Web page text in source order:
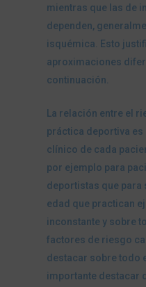
mientras que las de
dependen,
isquémica. Esto
aproximaciones
continuación.
La relación entre el
práctica deportiva es
clínico de cada
por ejemplo para
deportistas que para
edad que practican
inconstante y sobre
factores de riesgo
destacar sobre todo
importante destacar